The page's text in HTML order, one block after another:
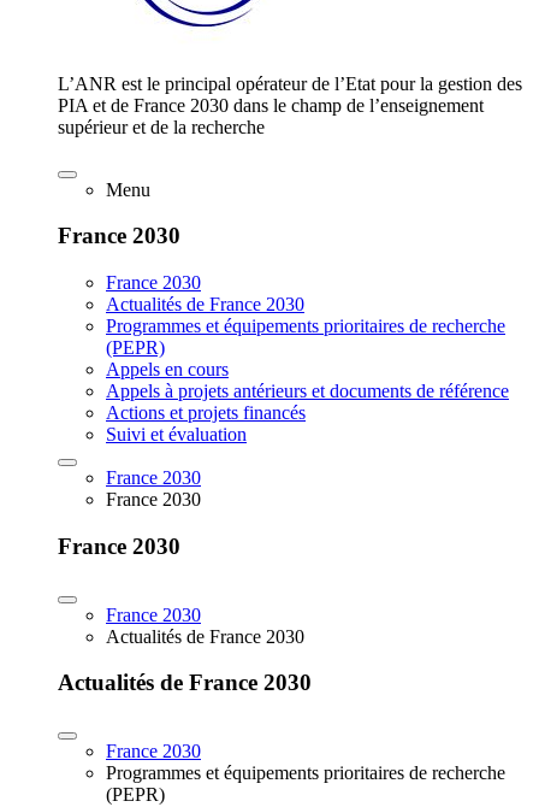
L’ANR est le principal opérateur de l’Etat pour la gestion des
PIA et de France 2030 dans le champ de l’enseignement
supérieur et de la recherche
Menu
France 2030
France 2030
Actualités de France 2030
Programmes et équipements prioritaires de recherche
(PEPR)
Appels en cours
Appels à projets antérieurs et documents de référence
Actions et projets financés
Suivi et évaluation
France 2030
France 2030
France 2030
France 2030
Actualités de France 2030
Actualités de France 2030
France 2030
Programmes et équipements prioritaires de recherche
(PEPR)